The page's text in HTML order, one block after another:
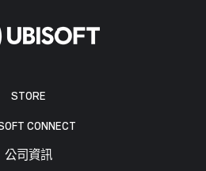
STORE
CONNECT
公司資訊